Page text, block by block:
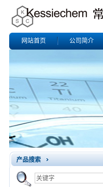
网站首页 公司简介
产品搜索